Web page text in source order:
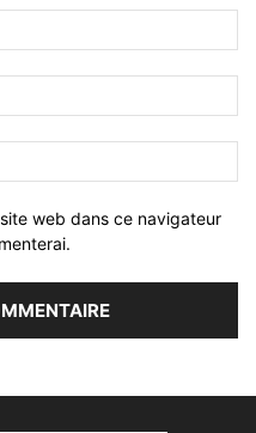
web dans ce navigateur